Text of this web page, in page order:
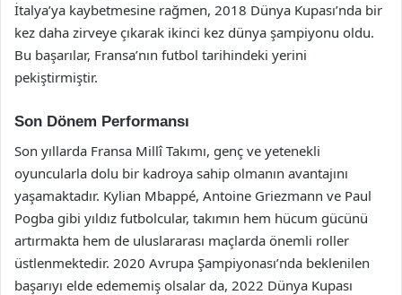
İtalya’ya kaybetmesine rağmen, 2018 Dünya Kupası’nda bir
kez daha zirveye çıkarak ikinci kez dünya şampiyonu oldu.
Bu başarılar, Fransa’nın futbol tarihindeki yerini
pekiştirmiştir.
Son Dönem Performansı
Son yıllarda Fransa Millî Takımı, genç ve yetenekli
oyuncularla dolu bir kadroya sahip olmanın avantajını
yaşamaktadır. Kylian Mbappé, Antoine Griezmann ve Paul
Pogba gibi yıldız futbolcular, takımın hem hücum gücünü
artırmakta hem de uluslararası maçlarda önemli roller
üstlenmektedir. 2020 Avrupa Şampiyonası’nda beklenilen
başarıyı elde edememiş olsalar da, 2022 Dünya Kupası